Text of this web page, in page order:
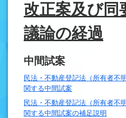
改正案及び同
議論の経過
中間試案
民法・不動産登記法（所有者不
関する中間試案
民法・不動産登記法（所有者不
関する中間試案の補足説明